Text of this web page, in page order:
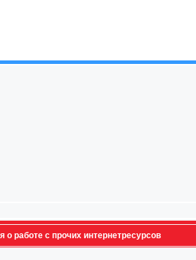
о работе с прочих интернетресурсов